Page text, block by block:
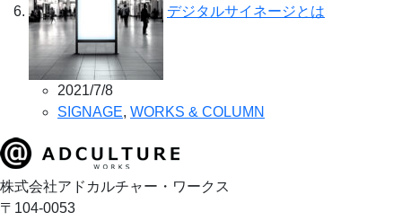
デジタルサイネージとは
2021/7/8
SIGNAGE, WORKS & COLUMN
株式会社アドカルチャー・ワークス
〒104-0053